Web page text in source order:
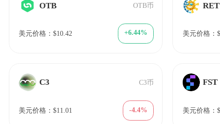
OTB OTB币
美元价格：$10.42 +6.44%
C3 C3币
美元价格：$11.01 -4.4%
RET
美元价格：
FST
美元价格：